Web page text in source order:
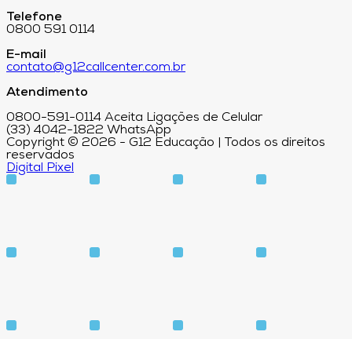
Telefone
0800 591 0114
E-mail
contato@g12callcenter.com.br
Atendimento
0800-591-0114 Aceita Ligações de Celular
(33) 4042-1822 WhatsApp
Copyright © 2026 - G12 Educação | Todos os direitos
reservados
Digital Pixel